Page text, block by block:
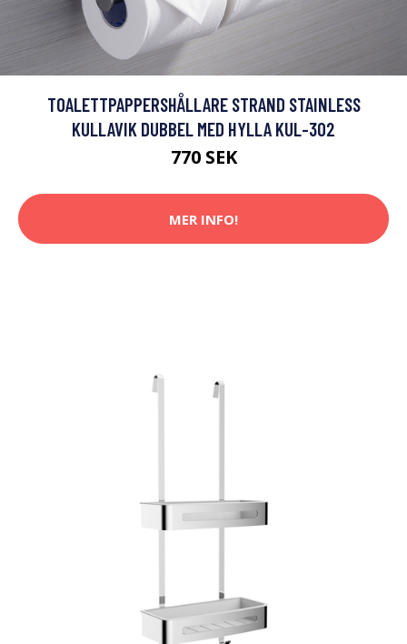
TOALETTPAPPERSHÅLLARE STRAND STAINLESS
KULLAVIK DUBBEL MED HYLLA KUL-302
770 SEK
MER INFO!